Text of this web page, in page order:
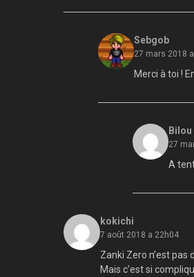
Sebgob
27 mars 2018
Merci à toi !
Bilou
27
A
kokichi
7 août 2018 a 22h04
Zanki Zero n’est
Mais c’est si